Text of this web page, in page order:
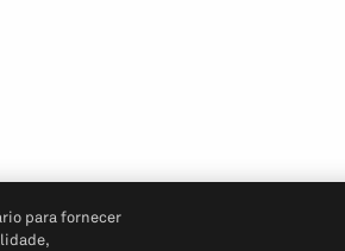
para fornecer